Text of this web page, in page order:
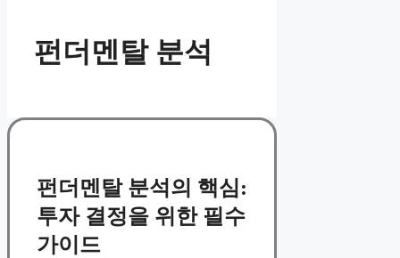
펀더멘탈 분석
펀더멘탈 분석의 핵심:
투자 결정을 위한 필수
가이드